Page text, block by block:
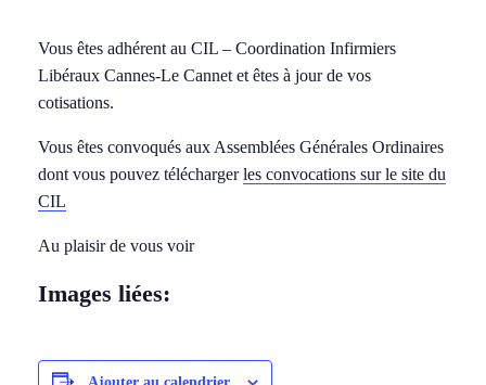
Vous êtes adhérent au CIL – Coordination Infirmiers
Libéraux Cannes-Le Cannet et êtes à jour de vos
cotisations.
Vous êtes convoqués aux Assemblées Générales Ordinaires
dont vous pouvez téléchargerles convocations sur le site du
CIL
Au plaisir de vous voir
Images liées: